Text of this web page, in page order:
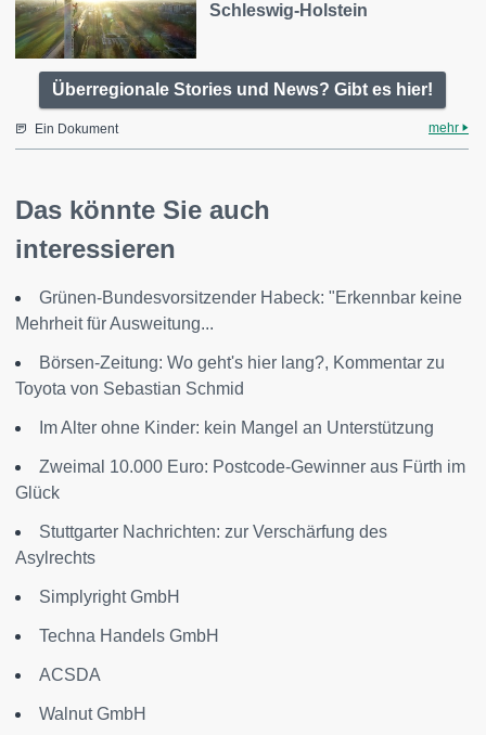
Schleswig-Holstein
Überregionale Stories und News? Gibt es hier!
Ein Dokument mehr
Das könnte Sie auch
interessieren
Grünen-Bundesvorsitzender Habeck: "Erkennbar keine
Mehrheit für Ausweitung...
Börsen-Zeitung: Wo geht's hier lang?, Kommentar zu
Toyota von Sebastian Schmid
Im Alter ohne Kinder: kein Mangel an Unterstützung
Zweimal 10.000 Euro: Postcode-Gewinner aus Fürth im
Glück
Stuttgarter Nachrichten: zur Verschärfung des
Asylrechts
Simplyright GmbH
Techna Handels GmbH
ACSDA
Walnut GmbH